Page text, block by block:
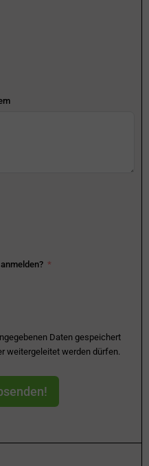
Daten gespeichert
weitergeleitet werden dürfen.